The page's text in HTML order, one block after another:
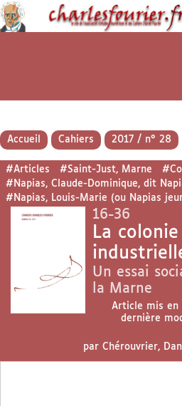
Accueil Cahiers 2017 / n° 28
#Articles #Saint-Just, Marne
#Napias, Claude-Dominique, dit
#Napias, Louis-Marie (ou Napias
16-36
La
Un essai
la Marne
Article mis en
dernière
par Chérouvrier,